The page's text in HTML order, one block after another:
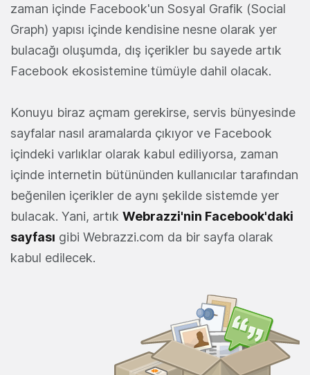
zaman içinde Facebook'un Sosyal Grafik (Social
Graph) yapısı içinde kendisine nesne olarak yer
bulacağı oluşumda, dış içerikler bu sayede artık
Facebook ekosistemine tümüyle dahil olacak.
Konuyu biraz açmam gerekirse, servis bünyesinde
sayfalar nasıl aramalarda çıkıyor ve Facebook
içindeki varlıklar olarak kabul ediliyorsa, zaman
içinde internetin bütününden kullanıcılar tarafından
beğenilen içerikler de aynı şekilde sistemde yer
bulacak. Yani, artık Webrazzi'nin Facebook'daki
sayfası gibi Webrazzi.com da bir sayfa olarak
kabul edilecek.